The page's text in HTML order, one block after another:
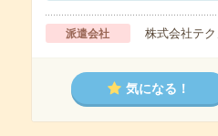
派遣会社 株式会社テ
気になる！